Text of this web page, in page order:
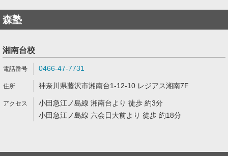
森塾
湘南台校
0466-47-7731
神奈川県藤沢市湘南台1-12-10 レジアス湘南7F
小田急江ノ島線 湘南台より 徒歩 約3分
小田急江ノ島線 六会日大前より 徒歩 約18分